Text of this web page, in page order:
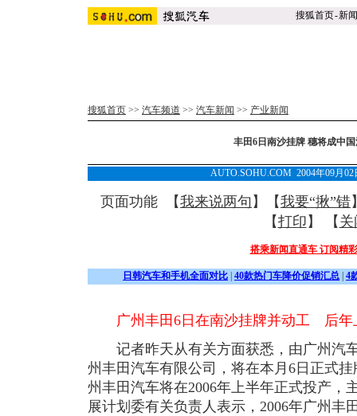
搜狐首页-新闻
搜狐首页 >> 汽车频道 >> 汽车新闻 >> 产业新闻
丰田6日南沙挂牌 穗将成中
AUTO.SOHU.COM 2004年09月
页面功能 【我来说两句 】【我要“揪”错
【打印 】 【 关
搭乘新闻直通车 订阅精
日韩汽车和手机全面对比 40款热门车降价促销汇总 4
广州丰田6日在南沙挂牌并动工 后年
记者昨天从有关方面获悉，由广州汽
州丰田汽车有限公司，将在本月6日正式
州丰田汽车将在2006年上半年正式投产，
展计划委有关负责人表示，2006年广州丰